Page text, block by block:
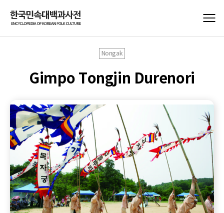
Nongak
Gimpo Tongjin Durenori